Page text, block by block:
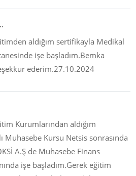
aldığım sertifikayla Medikal
işe başladım.Bemka
ederim.27.10.2024
Kurumlarından aldığım
Muhasebe Kursu Netsis sonrasında
A.Ş de Muhasebe Finans
işe başladım.Gerek eğitim